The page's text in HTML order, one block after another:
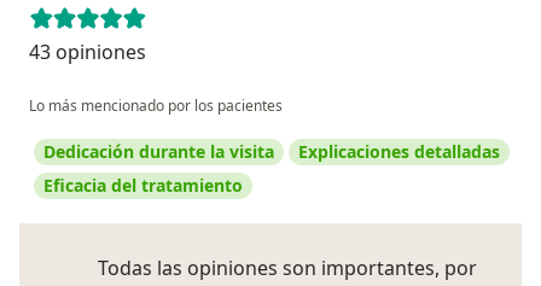
43 opiniones
Lo más mencionado por los pacientes
Dedicación durante la visita
Explicaciones detalladas
Eficacia del tratamiento
Todas las opiniones son importantes, por